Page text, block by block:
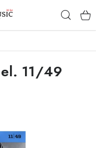
el. 11/49